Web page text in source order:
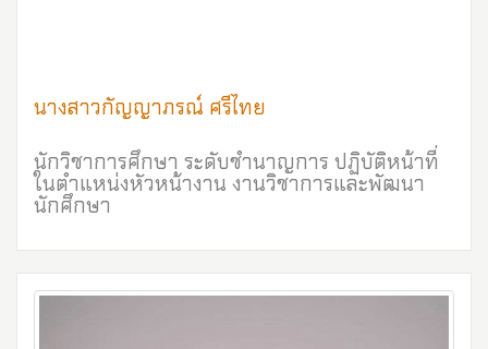
นางสาวกัญญาภรณ์ ศรีไทย
นักวิชาการศึกษา ระดับชำนาญการ ปฏิบัติหน้าที่
ในตำแหน่งหัวหน้างาน งานวิชาการและพัฒนา
นักศึกษา